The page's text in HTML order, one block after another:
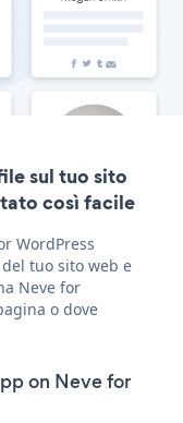
sul tuo sito
così facile
WordPress
tuo sito web e
Neve for
o dove
on Neve for